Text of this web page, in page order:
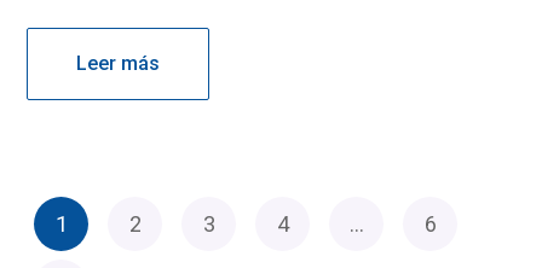
Leer más
1 2 3 4 … 6